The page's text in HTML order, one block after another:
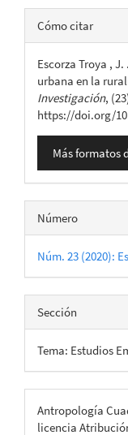
Detalles
del
artículo
Cómo citar
Escorza Troya ,
urbana en la
Investigación,
https://doi.org/
Más formatos
Número
Núm. 23 (2020):
Sección
Tema: Estudios
Antropología
licencia